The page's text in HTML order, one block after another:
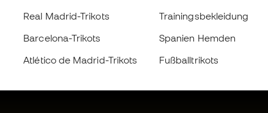
Real Madrid-Trikots
Barcelona-Trikots
Atlético de Madrid-Trikots
Trainingsbekleidung
Spanien Hemden
Fußballtrikots